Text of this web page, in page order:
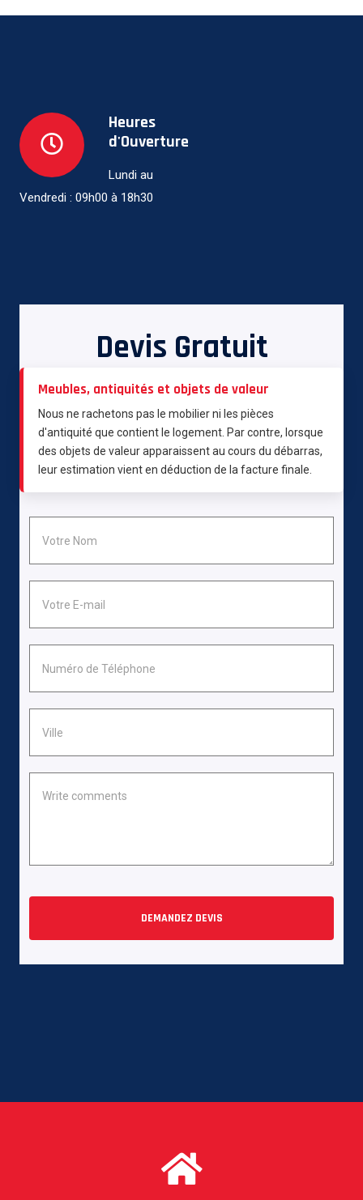
Heures
d'Ouverture
Lundi au
Vendredi : 09h00 à 18h30
Devis Gratuit
Meubles, antiquités et objets de valeur
Nous ne rachetons pas le mobilier ni les pièces
d'antiquité que contient le logement. Par contre, lorsque
des objets de valeur apparaissent au cours du débarras,
leur estimation vient en déduction de la facture finale.
DEMANDEZ DEVIS